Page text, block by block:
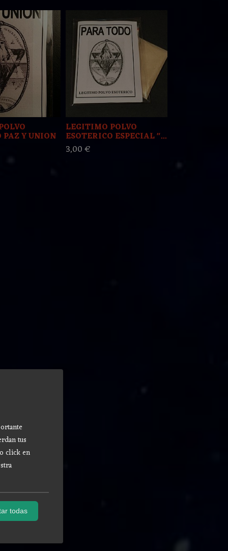
PAZ Y UNION
LEGITIMO POLVO
ESOTERICO ESPECIAL "...
3,00 €
tus
click en
todas